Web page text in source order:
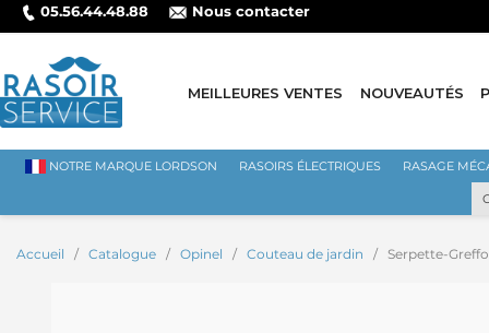
05.56.44.48.88 Nous contacter⭐ LIVRAISON GRATUITE EN
MEILLEURES VENTES NOUVEAUTÉS
NOTRE MARQUE LORDSON RASOIRS ÉLECTRIQUES RASAGE
Accueil Catalogue Opinel Couteau de jardin Serpette-